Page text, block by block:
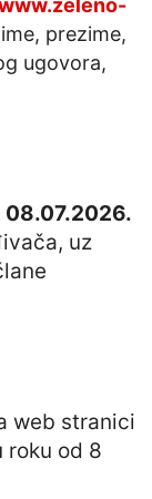
prezime,
ugovora,
08.07.2026.
uz
web stranici
roku od 8